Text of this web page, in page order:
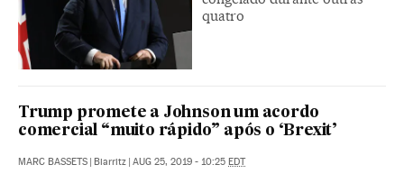
quatro
Trump promete a Johnson um acordo
comercial “muito rápido” após o ‘Brexit’
MARC BASSETS | Biarritz | AUG 25, 2019 - 10:25 EDT